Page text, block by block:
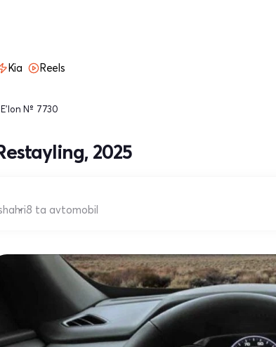
Kia Reels
E'lon № 7730
2025
8 ta avtomobil